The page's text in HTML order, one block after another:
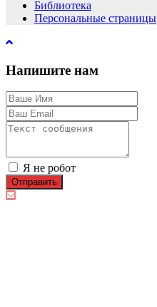
Библиотека
Персональные страницы
Напишите нам
Я не робот
Отправить